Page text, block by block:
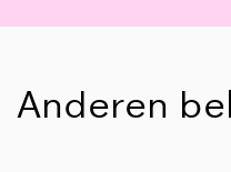
Anderen